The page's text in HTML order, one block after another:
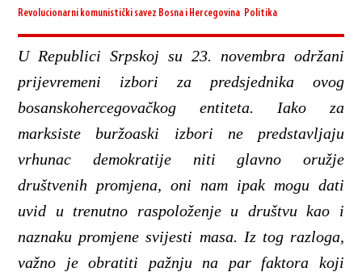
Revolucionarni komunistički savez Bosna i Hercegovina Politika
U Republici Srpskoj su 23. novembra održani
prijevremeni izbori za predsjednika ovog
bosanskohercegovačkog entiteta. Iako za
marksiste buržoaski izbori ne predstavljaju
vrhunac demokratije niti glavno oružje
društvenih promjena, oni nam ipak mogu dati
uvid u trenutno raspoloženje u društvu kao i
naznaku promjene svijesti masa. Iz tog razloga,
važno je obratiti pažnju na par faktora koji